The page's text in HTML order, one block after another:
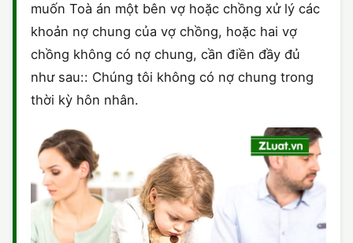
muốn Toà án một bên vợ hoặc chồng xử lý các
khoản nợ chung của vợ chồng, hoặc hai vợ
chồng không có nợ chung, cần điền đầy đủ
như sau:: Chúng tôi không có nợ chung trong
thời kỳ hôn nhân.